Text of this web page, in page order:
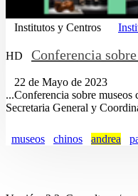
Institutos y Centros
HD Conferencia
22 de Mayo de 2023
...Conferencia sobre museos
Secretaria General y
museos chinos andrea